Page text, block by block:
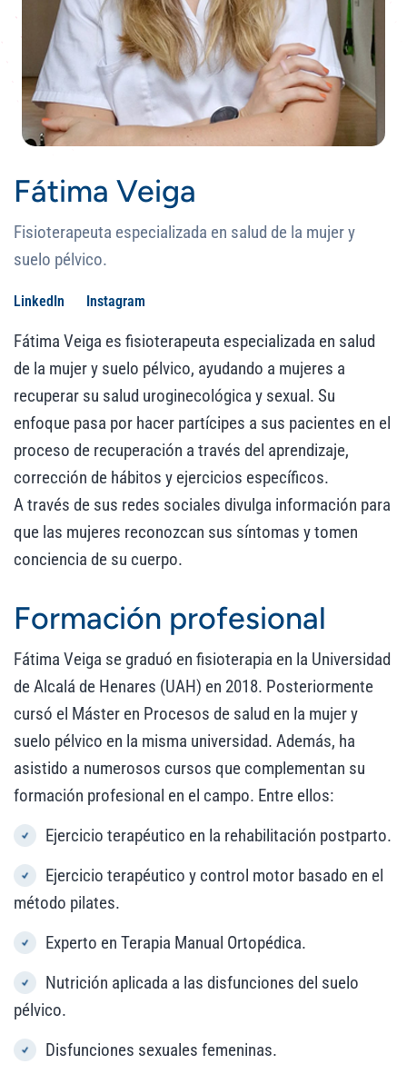
Fátima Veiga
Fisioterapeuta especializada en salud de la mujer y
suelo pélvico.
LinkedIn Instagram
Fátima Veiga es fisioterapeuta especializada en salud
de la mujer y suelo pélvico, ayudando a mujeres a
recuperar su salud uroginecológica y sexual. Su
enfoque pasa por hacer partícipes a sus pacientes en el
proceso de recuperación a través del aprendizaje,
corrección de hábitos y ejercicios específicos.
A través de sus redes sociales divulga información para
que las mujeres reconozcan sus síntomas y tomen
conciencia de su cuerpo.
Formación profesional
Fátima Veiga se graduó en fisioterapia en la Universidad
de Alcalá de Henares (UAH) en 2018. Posteriormente
cursó el Máster en Procesos de salud en la mujer y
suelo pélvico en la misma universidad. Además, ha
asistido a numerosos cursos que complementan su
formación profesional en el campo. Entre ellos:
Ejercicio terapéutico en la rehabilitación postparto.
Ejercicio terapéutico y control motor basado en el
método pilates.
Experto en Terapia Manual Ortopédica.
Nutrición aplicada a las disfunciones del suelo
pélvico.
Disfunciones sexuales femeninas.